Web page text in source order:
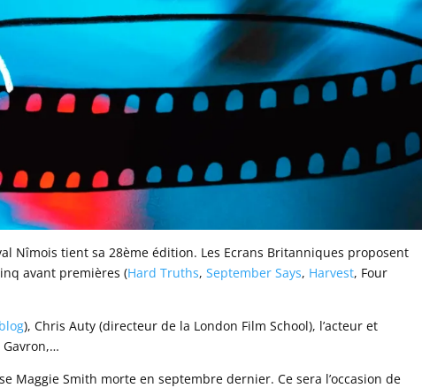
Nîmois tient sa 28ème édition. Les Ecrans Britanniques proposent
avant premières (Hard Truths,September Says, Harvest, Four
), Chris Auty (directeur de la London Film School), l’acteur et
Maggie Smith morte en septembre dernier. Ce sera l’occasion de